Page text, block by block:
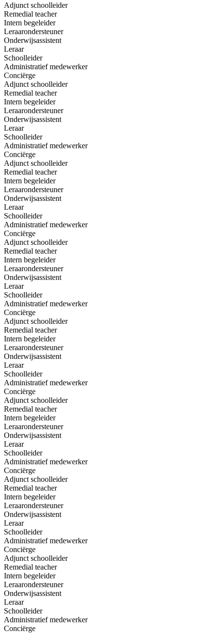
Adjunct schoolleider
Remedial teacher
Intern begeleider
Leraarondersteuner
Onderwijsassistent
Leraar
Schoolleider
Administratief medewerker
Conciërge
Adjunct schoolleider
Remedial teacher
Intern begeleider
Leraarondersteuner
Onderwijsassistent
Leraar
Schoolleider
Administratief medewerker
Conciërge
Adjunct schoolleider
Remedial teacher
Intern begeleider
Leraarondersteuner
Onderwijsassistent
Leraar
Schoolleider
Administratief medewerker
Conciërge
Adjunct schoolleider
Remedial teacher
Intern begeleider
Leraarondersteuner
Onderwijsassistent
Leraar
Schoolleider
Administratief medewerker
Conciërge
Adjunct schoolleider
Remedial teacher
Intern begeleider
Leraarondersteuner
Onderwijsassistent
Leraar
Schoolleider
Administratief medewerker
Conciërge
Adjunct schoolleider
Remedial teacher
Intern begeleider
Leraarondersteuner
Onderwijsassistent
Leraar
Schoolleider
Administratief medewerker
Conciërge
Adjunct schoolleider
Remedial teacher
Intern begeleider
Leraarondersteuner
Onderwijsassistent
Leraar
Schoolleider
Administratief medewerker
Conciërge
Adjunct schoolleider
Remedial teacher
Intern begeleider
Leraarondersteuner
Onderwijsassistent
Leraar
Schoolleider
Administratief medewerker
Conciërge